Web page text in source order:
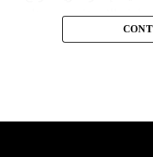
الاستفادة من هذا
أو الجهات الفاعلة